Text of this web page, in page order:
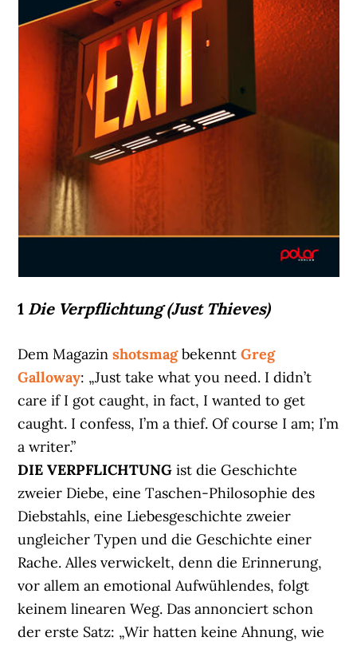
1 Die Verpflichtung (Just Thieves)
Dem MagazinshotsmagbekenntGreg
Galloway: „Just take what you need. I didn’t
care if I got caught, in fact, I wanted to get
caught. I confess, I’m a thief. Of course I am; I’m
a writer.”
DIE VERPFLICHTUNG ist die Geschichte
zweier Diebe, eine Taschen-Philosophie des
Diebstahls, eine Liebesgeschichte zweier
ungleicher Typen und die Geschichte einer
Rache. Alles verwickelt, denn die Erinnerung,
vor allem an emotional Aufwühlendes, folgt
keinem linearen Weg. Das annonciert schon
der erste Satz: „Wir hatten keine Ahnung, wie